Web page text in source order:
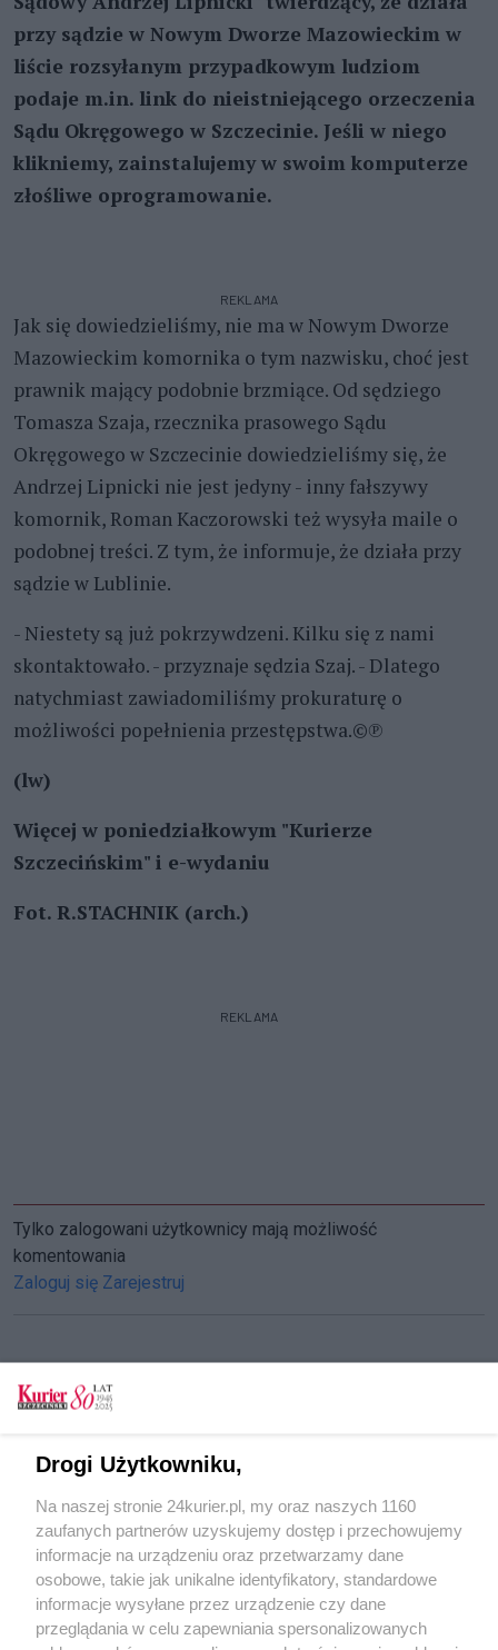
przy sądzie w Nowym Dworze Mazowieckim w
liście rozsyłanym przypadkowym ludziom
podaje m.in. link do nieistniejącego orzeczenia
Sądu Okręgowego w Szczecinie. Jeśli w niego
klikniemy, zainstalujemy w swoim komputerze
złośliwe oprogramowanie.
REKLAMA
Jak się dowiedzieliśmy, nie ma w Nowym Dworze
Mazowieckim komornika o tym nazwisku, choć jest
prawnik mający podobnie brzmiące. Od sędziego
Tomasza Szaja, rzecznika prasowego Sądu
Okręgowego w Szczecinie dowiedzieliśmy się, że
Andrzej Lipnicki nie jest jedyny - inny fałszywy
komornik, Roman Kaczorowski też wysyła maile o
podobnej treści. Z tym, że informuje, że działa przy
sądzie w Lublinie.
- Niestety są już pokrzywdzeni. Kilku się z nami
skontaktowało. - przyznaje sędzia Szaj. - Dlatego
natychmiast zawiadomiliśmy prokuraturę o
możliwości popełnienia przestępstwa.©℗
(lw)
Więcej w poniedziałkowym "Kurierze
Szczecińskim" i e-wydaniu
Fot. R.STACHNIK (arch.)
REKLAMA
Tylko zalogowani użytkownicy mają możliwość
komentowania
Zaloguj się Zarejestruj
CZYTAJ TAKŻE
mieszkania
Pokonać dług
Komornik zastukał – matka ma zapłacić
POGODA
Drogi Użytkowniku,
Na naszej stronie 24kurier.pl, my oraz naszych 1160
zaufanych partnerów uzyskujemy dostęp i przechowujemy
informacje na urządzeniu oraz przetwarzamy dane
osobowe, takie jak unikalne identyfikatory, standardowe
informacje wysyłane przez urządzenie czy dane
przeglądania w celu zapewniania spersonalizowanych